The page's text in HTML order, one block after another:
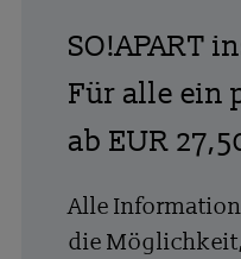
SO!APART
Für alle ein
ab EUR
Alle
die